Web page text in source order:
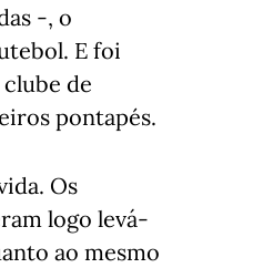
-, o
E foi
de
pontapés.
Os
logo levá-
ao mesmo